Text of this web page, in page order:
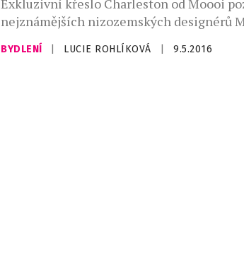
Exkluzivní křeslo Charleston od Moooi
nejznámějších nizozemských designérů
se zrodila ikona s ideou postavit klasické
byl objekt zachycnen v dynamickém tanci
BYDLENÍ LUCIE ROHLÍKOVÁ 9.5.2016